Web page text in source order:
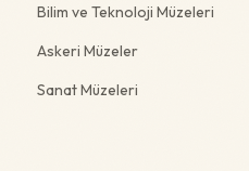
Bilim ve Teknoloji Müzeleri
Askeri Müzeler
Sanat Müzeleri